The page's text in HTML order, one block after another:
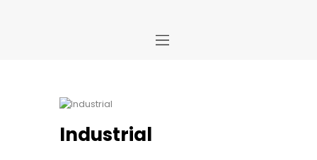
About Us
Industrial